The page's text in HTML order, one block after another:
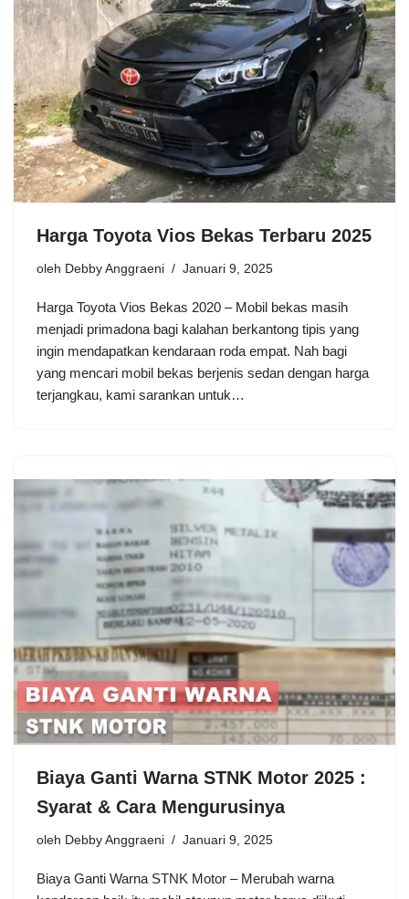
Harga Toyota Vios Bekas Terbaru 2025
oleh Debby Anggraeni Januari 9, 2025
Harga Toyota Vios Bekas 2020 – Mobil bekas masih
menjadi primadona bagi kalahan berkantong tipis yang
ingin mendapatkan kendaraan roda empat. Nah bagi
yang mencari mobil bekas berjenis sedan dengan harga
terjangkau, kami sarankan untuk…
Biaya Ganti Warna STNK Motor 2025 :
Syarat & Cara Mengurusinya
oleh Debby Anggraeni Januari 9, 2025
Biaya Ganti Warna STNK Motor – Merubah warna